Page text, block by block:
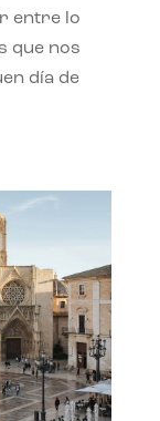
entre lo
que nos
día de